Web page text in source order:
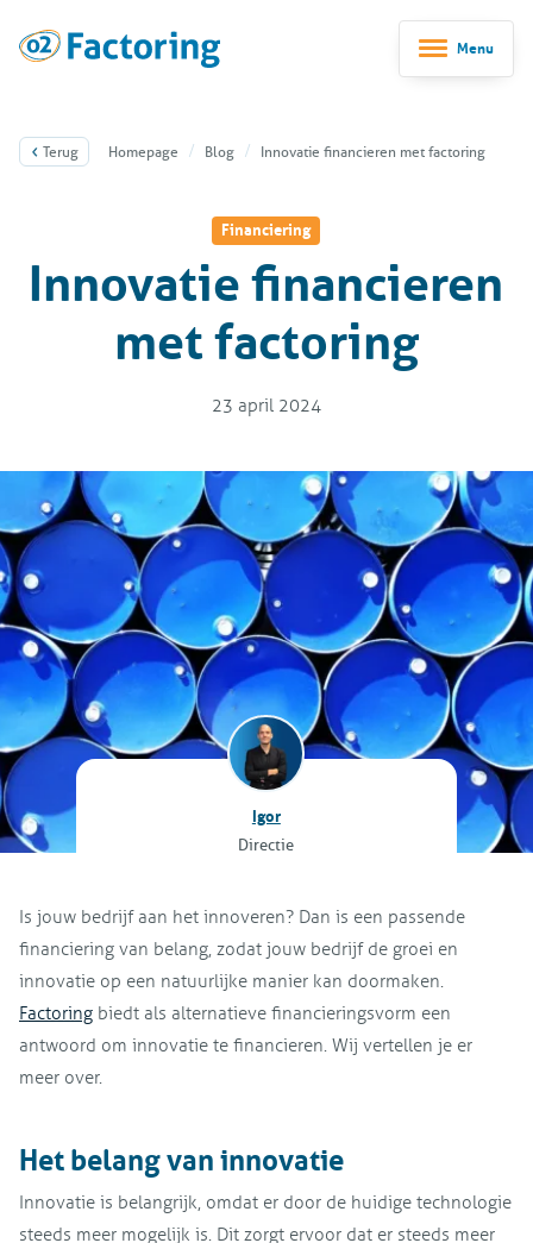
Menu
Terug Homepage Blog Innovatie financieren met factoring
Financiering
Innovatie financieren
met factoring
23 april 2024
Igor
Directie
Is jouw bedrijf aan het innoveren? Dan is een passende
financiering van belang, zodat jouw bedrijf de groei en
innovatie op een natuurlijke manier kan doormaken.
Factoring biedt als alternatieve financieringsvorm een
antwoord om innovatie te financieren. Wij vertellen je er
meer over.
Het belang van innovatie
Innovatie is belangrijk, omdat er door de huidige technologie
steeds meer mogelijk is. Dit zorgt ervoor dat er steeds meer